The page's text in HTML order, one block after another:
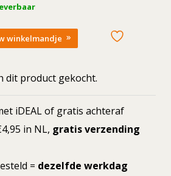
winkelmandje
dit product gekocht.
iDEAL of gratis achteraf
in NL, gratis verzending
= dezelfde werkdag